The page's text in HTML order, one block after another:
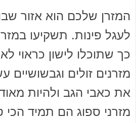
המזרן שלכם הוא אזור
לעגל פינות. תשקיעו
כך שתוכלו לישון כראוי
מזרנים זולים וגבשושיים
את כאבי הגב ולהיות
מזרני ספוג הם תמיד הכי